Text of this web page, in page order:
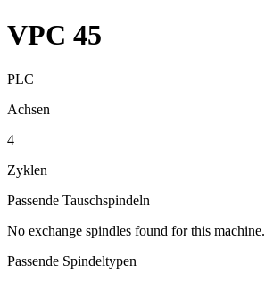
VPC 45
PLC
Achsen
4
Zyklen
Passende Tauschspindeln
No exchange spindles found for this machine.
Passende Spindeltypen